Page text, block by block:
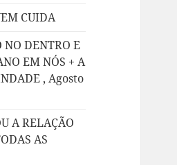
CUIDA
NO DENTRO E
EM NÓS + A
, Agosto
A RELAÇÃO
AS